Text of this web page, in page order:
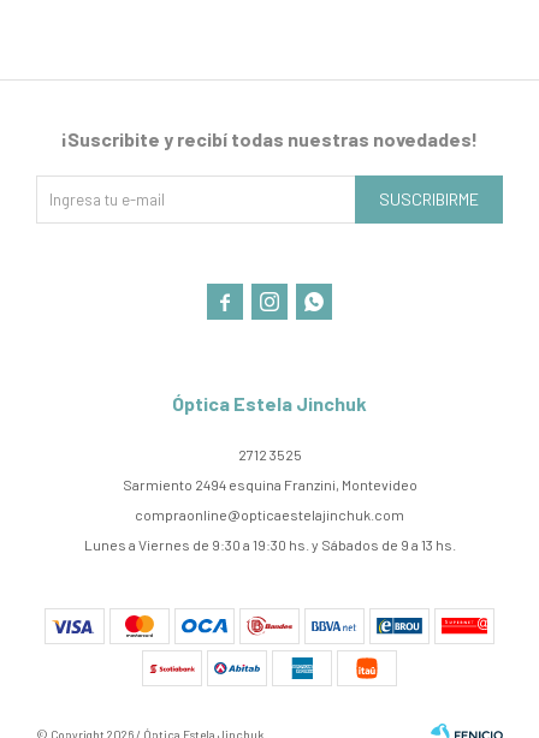
Óptica Estela Jinchuk
2712 3525
Sarmiento 2494 esquina Franzini, Montevideo
compraonline@opticaestelajinchuk.com
Lunes a Viernes de 9:30 a 19:30 hs. y Sábados de 9 a 13 hs.
¡Suscribite y recibí todas nuestras novedades!
SUSCRIBIRME
  
© Copyright 2026 / Óptica Estela Jinchuk